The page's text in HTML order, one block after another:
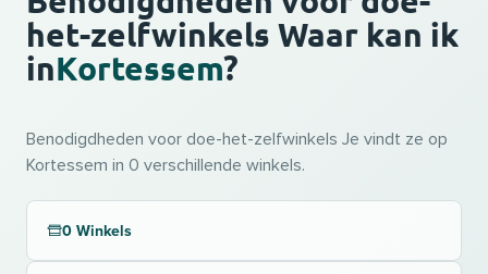
het-zelfwinkels Waar kan ik
inKortessem?
Benodigdheden voor doe-het-zelfwinkels Je vindt ze op
Kortessem in 0 verschillende winkels.
0 Winkels